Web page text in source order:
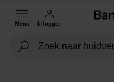
Menu Inloggen